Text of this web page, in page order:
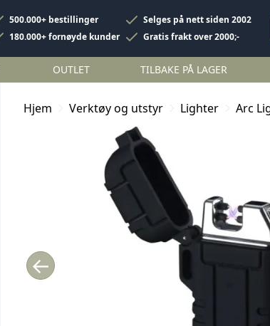
500.000+ bestillinger
Selges på nett siden 2002
180.000+ fornøyde kunder Gratis frakt over 2000;-
OUTLET TILBAKE PÅ LAGER
Hjem Verktøy og utstyr Lighter Arc
←